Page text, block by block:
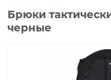
Брюки
черные